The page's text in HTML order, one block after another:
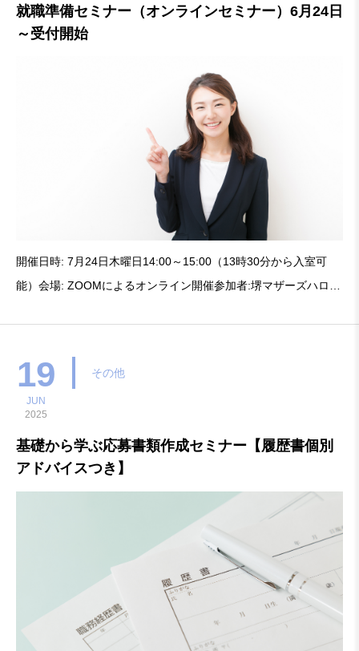
就職準備セミナー（オンラインセミナー）6月24日
～受付開始
開催日時: 7月24日木曜日14:00～15:00（13時30分から入室可
能）会場: ZOOMによるオンライン開催参加者:堺マザーズハロー
WEB受付 https://j
19
JUN
2025
その他
基礎から学ぶ応募書類作成セミナー【履歴書個別
アドバイスつき】